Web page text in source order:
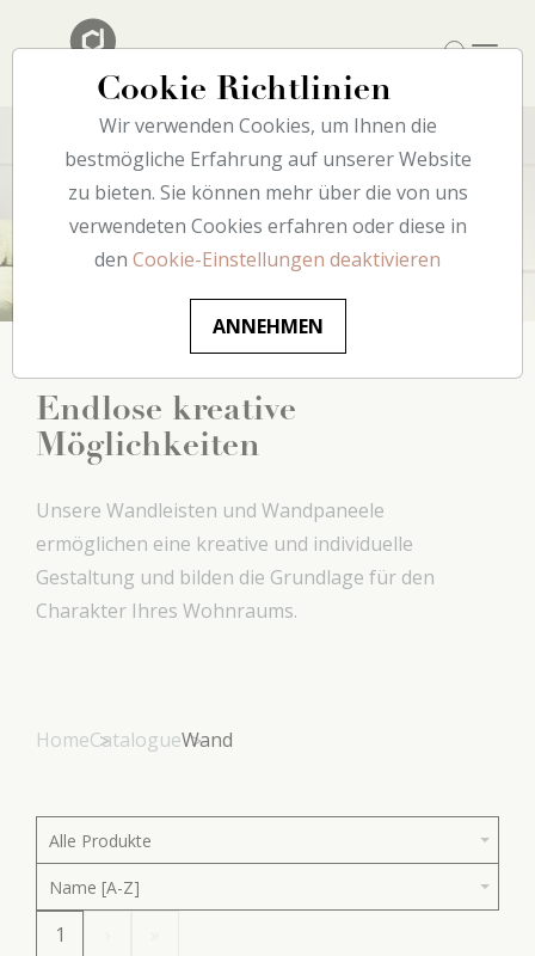
Wand
Endlose kreative
Möglichkeiten
Unsere Wandleisten und Wandpaneele
ermöglichen eine kreative und individuelle
Gestaltung und bilden die Grundlage für den
Charakter Ihres Wohnraums.
HomeCatalogueWand
Alle Produkte
Name [A-Z]
1
Cookie Richtlinien
Wir verwenden Cookies, um Ihnen die
bestmögliche Erfahrung auf unserer Website
zu bieten. Sie können mehr über die von uns
verwendeten Cookies erfahren oder diese in
den Cookie-Einstellungen deaktivieren
ANNEHMEN